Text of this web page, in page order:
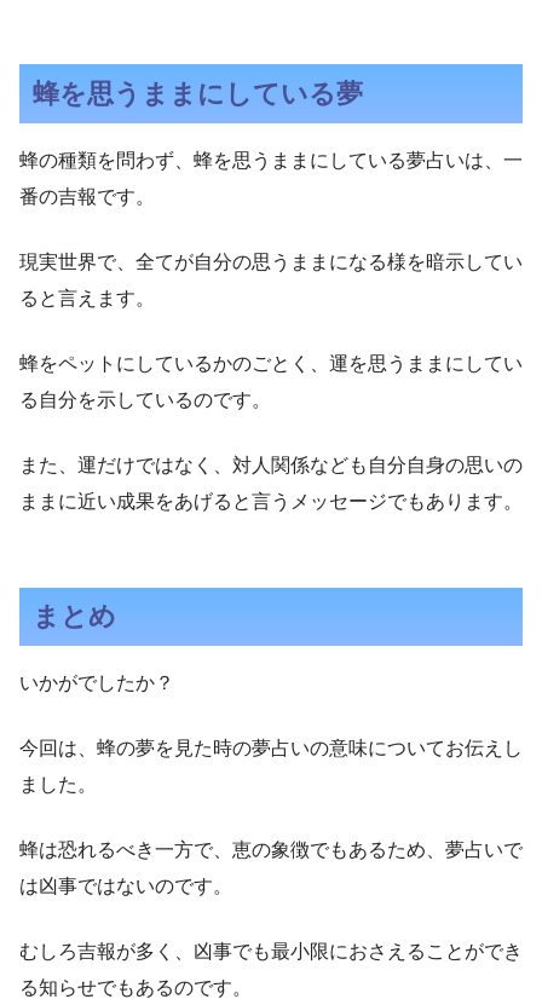
蜂を思うままにしている夢
蜂の種類を問わず、蜂を思うままにしている夢占いは、一
番の吉報です。
現実世界で、全てが自分の思うままになる様を暗示してい
ると言えます。
蜂をペットにしているかのごとく、運を思うままにしてい
る自分を示しているのです。
また、運だけではなく、対人関係なども自分自身の思いの
ままに近い成果をあげると言うメッセージでもあります。
まとめ
いかがでしたか？
今回は、蜂の夢を見た時の夢占いの意味についてお伝えし
ました。
蜂は恐れるべき一方で、恵の象徴でもあるため、夢占いで
は凶事ではないのです。
むしろ吉報が多く、凶事でも最小限におさえることができ
る知らせでもあるのです。